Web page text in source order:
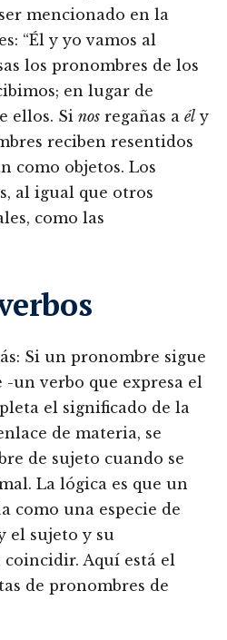
mencionado en la
“Él y yo vamos al
los pronombres de los
en lugar de
ellos. Si nos regañas a él y
reciben resentidos
como objetos. Los
al igual que otros
como las
Si un pronombre sigue
-un verbo que expresa el
el significado de la
de materia, se
de sujeto cuando se
La lógica es que un
como una especie de
el sujeto y su
Aquí está el
de pronombres de